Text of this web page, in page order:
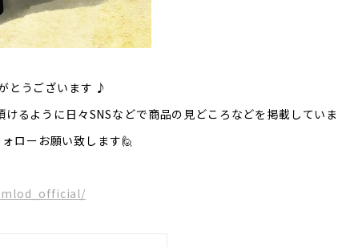
とうございます ♪
るように日々SNSなどで商品の見どころなどを掲載してい
ローお願い致します🙋